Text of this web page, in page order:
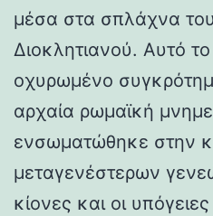
μέσα στα σπλάχνα
Διοκλητιανού. Αυτό
οχυρωμένο
αρχαία ρωμαϊκή
ενσωματώθηκε στην
μεταγενέστερων
κίονες και οι